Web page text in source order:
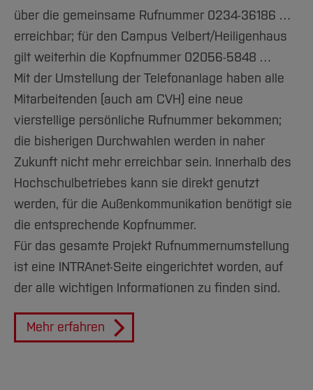
über die gemeinsame Rufnummer 0234-36186 …
erreichbar; für den Campus Velbert/Heiligenhaus
gilt weiterhin die Kopfnummer 02056-5848 …
Mit der Umstellung der Telefonanlage haben alle
Mitarbeitenden (auch am CVH) eine neue
vierstellige persönliche Rufnummer bekommen;
die bisherigen Durchwahlen werden in naher
Zukunft nicht mehr erreichbar sein. Innerhalb des
Hochschulbetriebes kann sie direkt genutzt
werden, für die Außenkommunikation benötigt sie
die entsprechende Kopfnummer.
Für das gesamte Projekt Rufnummernumstellung
ist eine INTRAnet-Seite eingerichtet worden, auf
der alle wichtigen Informationen zu finden sind.
Mehr erfahren